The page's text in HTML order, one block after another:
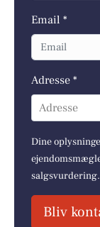
Email *
Adresse *
Adresse
Dine
salgsvurdering.
Bliv